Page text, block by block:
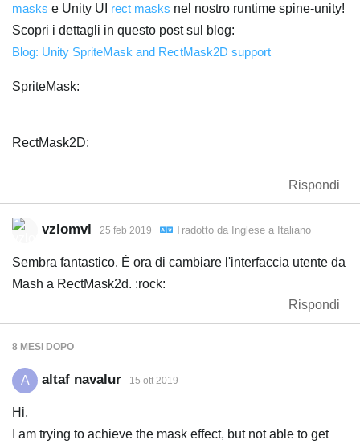
Acquista
masks e Unity UI rect masks nel nostro runtime spine-unity!
Scopri i dettagli in questo post sul blog:
Blog: Unity SpriteMask and RectMask2D support
SpriteMask:
RectMask2D:
Rispondi
vzlomvl 25 feb 2019 Tradotto da Inglese a Italiano
Sembra fantastico. È ora di cambiare l'interfaccia utente da
Mash a RectMask2d. :rock:
Rispondi
8 MESI DOPO
A altaf navalur 15 ott 2019
Hi,
I am trying to achieve the mask effect, but not able to get